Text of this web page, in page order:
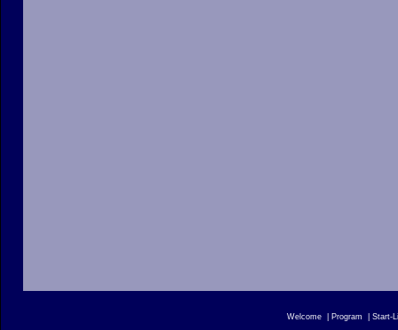
Welcome Program |Start-